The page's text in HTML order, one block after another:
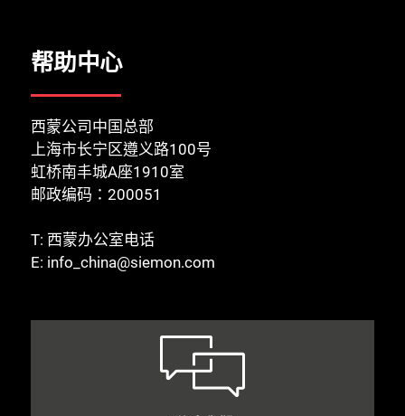
帮助中心
西蒙公司中国总部
上海市长宁区遵义路100号
虹桥南丰城A座1910室
邮政编码：200051
T: 西蒙办公室电话
E: info_china@siemon.com